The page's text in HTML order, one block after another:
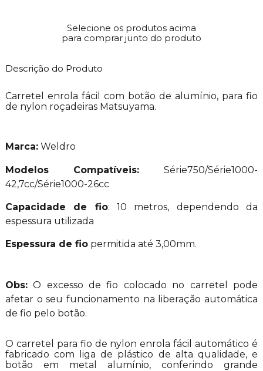
Selecione os produtos acima
para comprar junto do produto
Descrição do Produto
Carretel enrola fácil com botão de alumínio, para fio
de nylon roçadeiras Matsuyama.
Marca:Weldro
Modelos Compatíveis:Série750/Série1000-
42,7cc/Série1000-26cc
Capacidade de fio: 10 metros, dependendo da
espessura utilizada
Espessura de fiopermitida até 3,00mm.
Obs:O excesso de fio colocado no carretel pode
afetar o seu funcionamento na liberação automática
de fio pelo botão.
O carretel para fio de nylon enrola fácil automático é
fabricado com liga de plástico de alta qualidade, e
botão em metal alumínio, conferindo grande